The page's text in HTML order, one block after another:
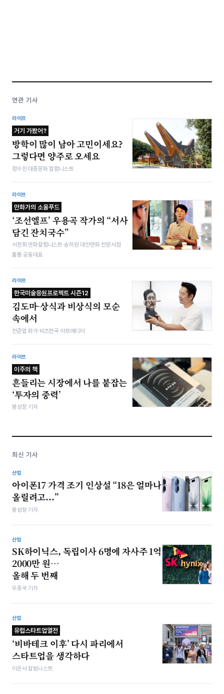
연관 기사
라이프
거기 가봤어?
방학이 많이 남아 고민이세요?
그렇다면 양주로 오세요
정수진 대중문화 칼럼니스트
라이프
만화가의 소울푸드
‘조선엘프’ 우용곡 작가의 “서사
담긴 잔치국수”
서찬휘 만화칼럼니스트·송하원 대안만화 전문서점
홈통 공동대표
라이프
한국미술응원프로젝트 시즌12
김도마-상식과 비상식의 모순
속에서
전준엽 화가·비즈한국 아트에디터
라이프
이주의 책
흔들리는 시장에서 나를 붙잡는
‘투자의 중력’
봉성창 기자
최신 기사
산업
아이폰17 가격 조기 인상설 “18은 얼마나
올릴려고...”
봉성창 기자
산업
SK하이닉스, 독립이사 6명에 자사주 1억
2000만 원…
올해 두 번째
우종국 기자
산업
유럽스타트업열전
‘비바테크 이후’ 다시 파리에서
스타트업을 생각하다
이은서 칼럼니스트